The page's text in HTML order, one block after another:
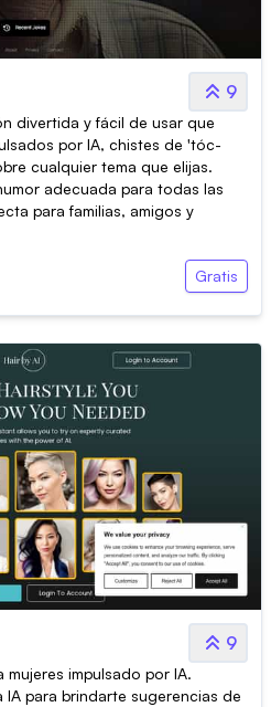
9
divertida y fácil de usar que
por IA, chistes de 'tóc-
cualquier tema que elijas.
adecuada para todas las
para familias, amigos y
Gratis
9
impulsado por IA.
IA para brindarte sugerencias de